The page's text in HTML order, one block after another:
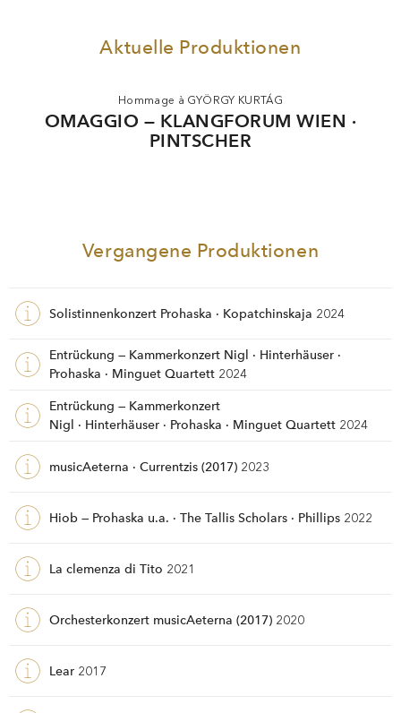
Aktuelle Produktionen
Hommage à GYÖRGY KURTÁG
OMAGGIO — KLANGFORUM WIEN ·
PINTSCHER
Vergangene Produktionen
Solistinnenkonzert Prohaska · Kopatchinskaja 2024
Entrückung — Kammerkonzert Nigl · Hinterhäuser ·
Prohaska · Minguet Quartett 2024
Entrückung — Kammerkonzert
Nigl · Hinterhäuser · Prohaska · Minguet Quartett 2024
musicAeterna · Currentzis (2017) 2023
Hiob — Prohaska u.a. · The Tallis Scholars · Phillips 2022
La clemenza di Tito 2021
Orchesterkonzert musicAeterna (2017) 2020
Lear 2017